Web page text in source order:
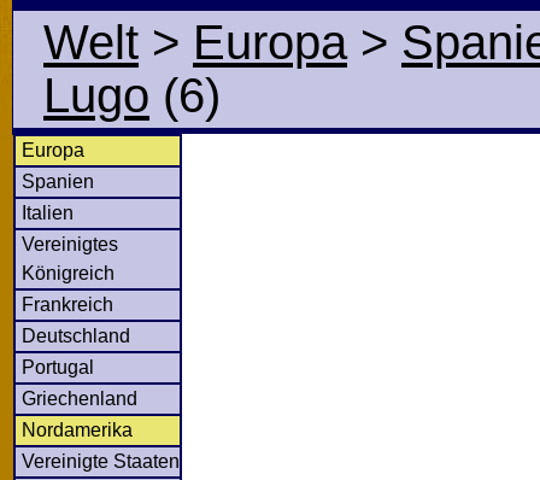
Welt > Europa>
Lugo (6)
Europa
Spanien
Italien
Vereinigtes
Königreich
Frankreich
Deutschland
Portugal
Griechenland
Nordamerika
Vereinigte Staaten